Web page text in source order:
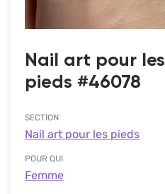
Nail art pour les
pieds #46078
SECTION
Nail art pour les pieds
POUR QUI
Femme